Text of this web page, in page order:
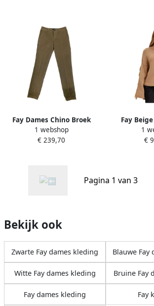
Fay Dames Chino Broek
Beige Dames
1 webshop
€ 239,70
Fay
Sweater
1
€
Pagina 1 van 3
Bekijk ook
Zwarte Fay dames kleding Blauwe Fay
Witte Fay dames kleding Bruine Fay
Fay dames kleding Fay